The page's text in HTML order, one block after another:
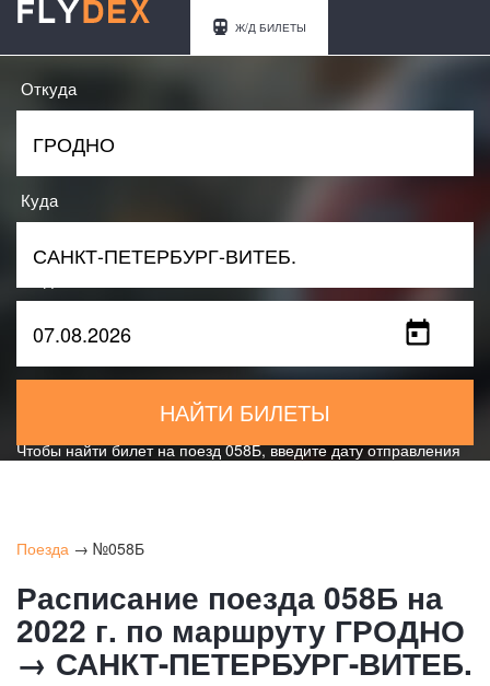
Ж/Д БИЛЕТЫ
Откуда
Куда
НАЙТИ БИЛЕТЫ
Чтобы найти билет на поезд 058Б, введите дату отправления
Поезда → №058Б
Расписание поезда 058Б на
2022 г. по маршруту ГРОДНО
→ САНКТ-ПЕТЕРБУРГ-ВИТЕБ.